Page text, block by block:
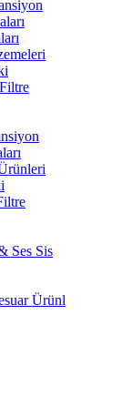
Ses Sis
Ürünl